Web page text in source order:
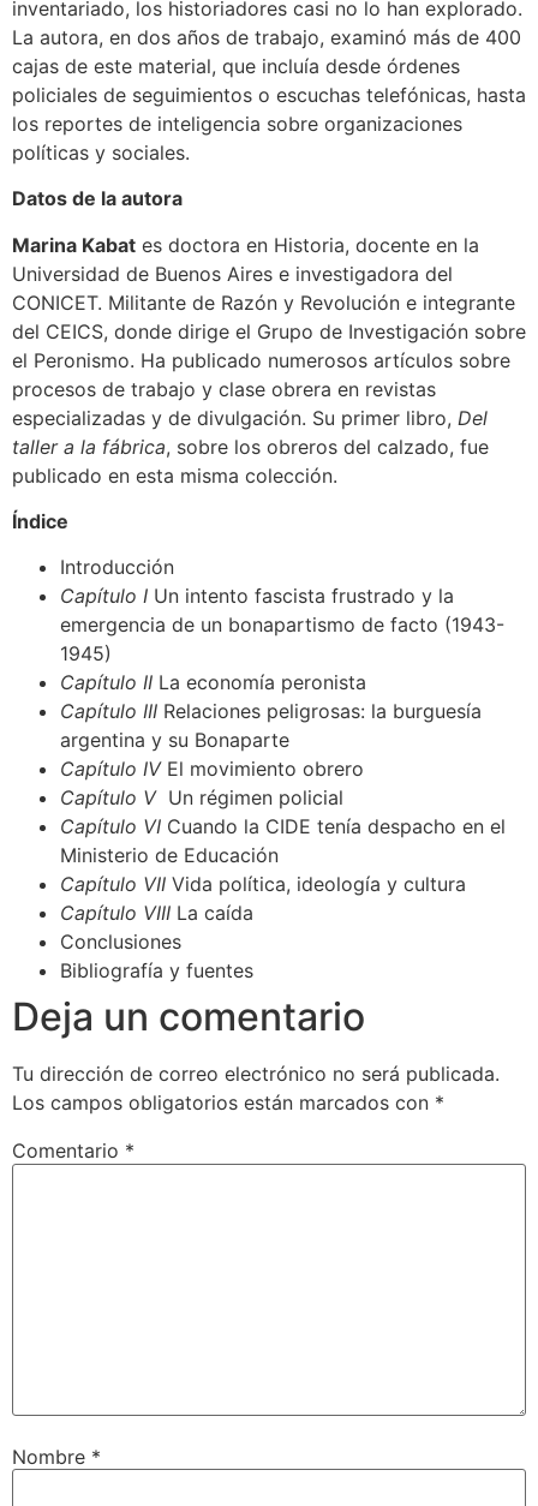
inventariado, los historiadores casi no lo han explorado.
La autora, en dos años de trabajo, examinó más de 400
cajas de este material, que incluía desde órdenes
policiales de seguimientos o escuchas telefónicas, hasta
los reportes de inteligencia sobre organizaciones
políticas y sociales.
Datos de la autora
Marina Kabat es doctora en Historia, docente en la
Universidad de Buenos Aires e investigadora del
CONICET. Militante de Razón y Revolución e integrante
del CEICS, donde dirige el Grupo de Investigación sobre
el Peronismo. Ha publicado numerosos artículos sobre
procesos de trabajo y clase obrera en revistas
especializadas y de divulgación. Su primer libro, Del
taller a la fábrica, sobre los obreros del calzado, fue
publicado en esta misma colección.
Índice
Introducción
Capítulo I Un intento fascista frustrado y la
emergencia de un bonapartismo de facto (1943-
1945)
Capítulo II La economía peronista
Capítulo III Relaciones peligrosas: la burguesía
argentina y su Bonaparte
Capítulo IV El movimiento obrero
Capítulo V Un régimen policial
Capítulo VI Cuando la CIDE tenía despacho en el
Ministerio de Educación
Capítulo VII Vida política, ideología y cultura
Capítulo VIII La caída
Conclusiones
Bibliografía y fuentes
Deja un comentario
Tu dirección de correo electrónico no será publicada.
Los campos obligatorios están marcados con *
Comentario *
Nombre *